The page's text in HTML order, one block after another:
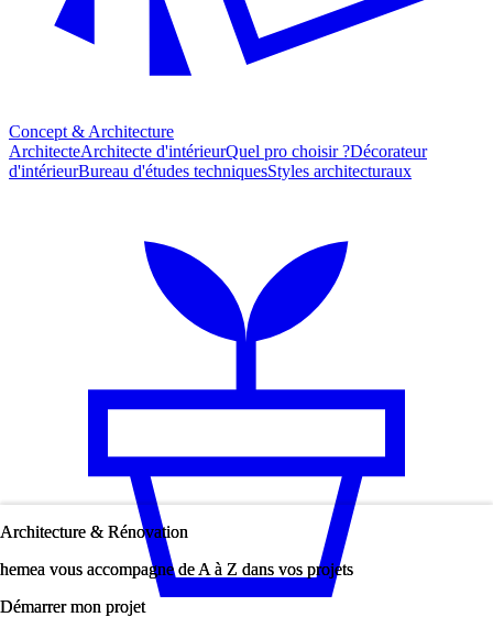
Concept & Architecture
ArchitecteArchitecte d'intérieurQuel pro choisir ?Décorateur
d'intérieurBureau d'études techniquesStyles architecturaux
Architecture & Rénovation
hemea vous accompagne de A à Z dans vos projets
Démarrer mon projet
Architecture & Rénovation
hemea vous accompagne de A à Z dans vos projets
Démarrer mon projet